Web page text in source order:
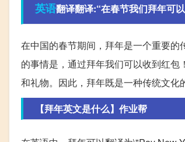
英语翻译翻译:“在春节我们拜年可
在中国的春节期间，拜年是一个重要
的事情是，通过拜年我们可以收到红
和礼物。因此，拜年既是一种传统文化
【拜年英文是什么】作业帮